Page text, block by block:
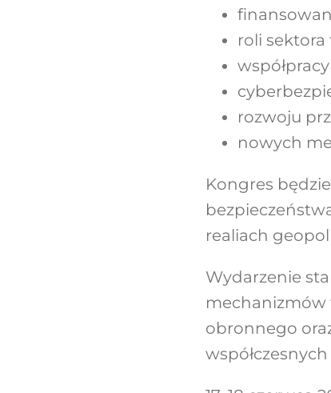
roli
rozwoju
nowych
Kongres
realiach
Wydarzenie
mechanizmów
obronnego